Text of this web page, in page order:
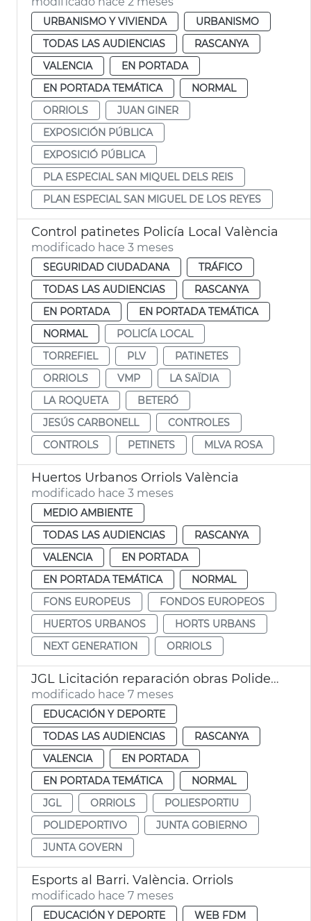
URBANISMO Y VIVIENDA
URBANISMO
TODAS LAS AUDIENCIAS
RASCANYA
VALENCIA
EN PORTADA
EN PORTADA TEMÁTICA
NORMAL
ORRIOLS
JUAN GINER
EXPOSICIÓN PÚBLICA
EXPOSICIÓ PÚBLICA
PLA ESPECIAL SAN MIQUEL DELS REIS
PLAN ESPECIAL SAN MIGUEL DE LOS REYES
Control patinetes Policía Local València
modificado hace 3 meses
SEGURIDAD CIUDADANA
TRÁFICO
TODAS LAS AUDIENCIAS
RASCANYA
EN PORTADA
EN PORTADA TEMÁTICA
NORMAL
POLICÍA LOCAL
TORREFIEL
PLV
PATINETES
ORRIOLS
VMP
LA SAÏDIA
LA ROQUETA
BETERÓ
JESÚS CARBONELL
CONTROLES
CONTROLS
PETINETS MLVA ROSA
Huertos Urbanos Orriols València
modificado hace 3 meses
MEDIO AMBIENTE
TODAS LAS AUDIENCIAS
RASCANYA
VALENCIA
EN PORTADA
EN PORTADA TEMÁTICA
NORMAL
FONS EUROPEUS
FONDOS EUROPEOS
HUERTOS URBANOS
HORTS URBANS
NEXT GENERATION
ORRIOLS
JGL Licitación reparación obras Polideportivo Orriols València
modificado hace 7 meses
EDUCACIÓN Y DEPORTE
TODAS LAS AUDIENCIAS
RASCANYA
VALENCIA
EN PORTADA
EN PORTADA TEMÁTICA
NORMAL
JGL
ORRIOLS
POLIESPORTIU
POLIDEPORTIVO
JUNTA GOBIERNO
JUNTA GOVERN
Esports al Barri. València. Orriols
modificado hace 7 meses
EDUCACIÓN Y DEPORTE
WEB FDM